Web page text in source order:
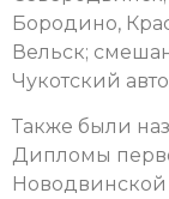
Бородино,
Вельск;
Чукотский
Также были
Дипломы